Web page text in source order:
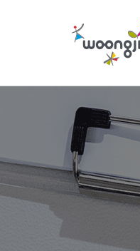
AICC | AI 고객상담 시
WIKL | AI 인사이트 플
AI웅수 | 그룹웨어 AI
SAP Joule
Mendix MAIA